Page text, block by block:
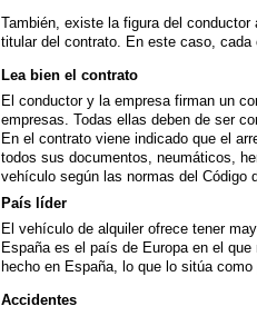
También, existe la figura del
titular del contrato. En este caso,
Lea bien el contrato
El conductor y la empresa firman un
empresas. Todas ellas deben de ser
En el contrato viene indicado que el
todos sus documentos, neumáticos,
vehículo según las normas del Código
País líder
El vehículo de alquiler ofrece tener
España es el país de Europa en el
hecho en España, lo que lo sitúa
Accidentes